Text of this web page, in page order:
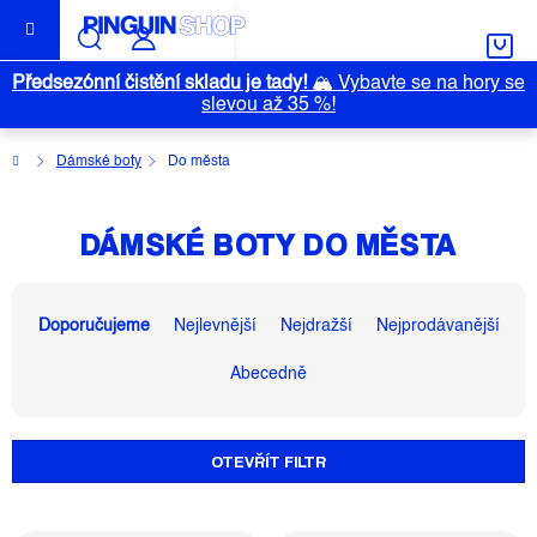
obsah
Předsezónní čistění skladu je tady!🏔️ Vybavte se na hory se
slevou až 35 %!
DomůDámské boty Do města
DÁMSKÉ BOTY DO MĚSTA
Í
P
Doporučujeme Nejlevnější Nejdražší Nejprodávanější
Abecedně
OTEVŘÍT FILTR